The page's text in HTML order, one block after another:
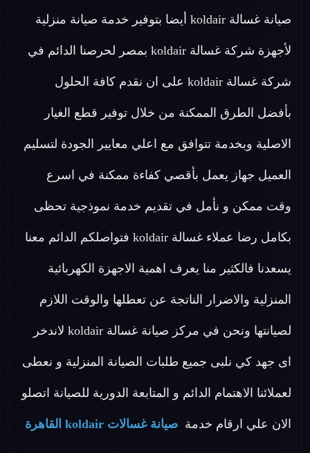
صيانة غسالة koldair أيضا بتوفير خدمة صيانة منزلية
لأجهزة شركة غسالة koldair بمصر لحرصنا الدائم في
شركة غسالة koldair على ان نقدم كافة الحلول
بأفضل الطرق الممكنة من خلال توفير قطع الغيار
الاصلية وبخدمة تتوافق مع اعلي معايير الجودة لتسليم
العميل جهاز يعمل بأقصي كفاءة ممكنة في اسرع
وقت ممكن و نأمل في تقديم خدمة نموذجية تحظى
بكامل رضا عملاء غسالة koldair فتواصلكم الدائم معنا
يسعدنا فالكثير منا يعرف اهمية الاجهزة الكهربائية
المنزلية والاضرار الناتجة عن تعطلها والوقت اللازم
لصيانتها ونحن في مركز صيانة غسالة koldair لاندخر
اى جهد كي نلبى جميع طلبات الصيانة المنزلية و نعطى
لعملائنا الاهتمام الدائم و المتابعة الدورية للصيانة اتصلو
الان علي ارقام خدمة صيانة غسالات koldair القاهرة